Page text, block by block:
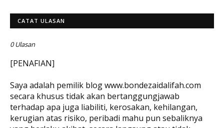
CATAT ULASAN
0 Ulasan
[PENAFIAN]
Saya adalah pemilik blog www.bondezaidalifah.com
secara khusus tidak akan bertanggungjawab
terhadap apa juga liabiliti, kerosakan, kehilangan,
kerugian atas risiko, peribadi mahu pun sebaliknya